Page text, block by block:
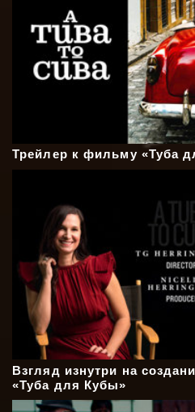
Трейлер к фильму «Туба
Взгляд изнутри на
«Туба для Кубы»